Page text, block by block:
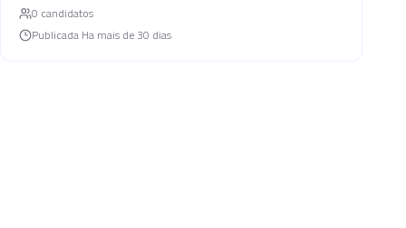
0 candidatos
Publicada Ha mais de 30 dias